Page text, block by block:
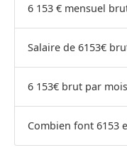
6 153 € mensuel
Salaire de 6153€
6 153€ brut par
Combien font 6153